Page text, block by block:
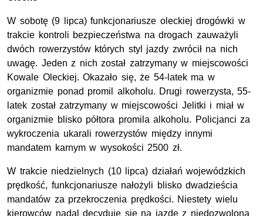
W sobotę (9 lipca) funkcjonariusze oleckiej drogówki w
trakcie kontroli bezpieczeństwa na drogach zauważyli
dwóch rowerzystów których styl jazdy zwrócił na nich
uwagę. Jeden z nich został zatrzymany w miejscowości
Kowale Oleckiej. Okazało się, że 54-latek ma w
organizmie ponad promil alkoholu. Drugi rowerzysta, 55-
latek został zatrzymany w miejscowości Jelitki i miał w
organizmie blisko półtora promila alkoholu. Policjanci za
wykroczenia ukarali rowerzystów między innymi
mandatem karnym w wysokości 2500 zł.
W trakcie niedzielnych (10 lipca) działań wojewódzkich
prędkość, funkcjonariusze nałożyli blisko dwadzieścia
mandatów za przekroczenia prędkości. Niestety wielu
kierowców nadal decyduje się na jazdę z niedozwoloną